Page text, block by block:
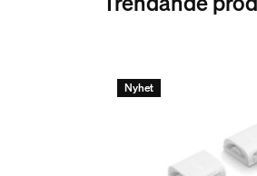
Batterier medföljer
Övrigt
Nyhet